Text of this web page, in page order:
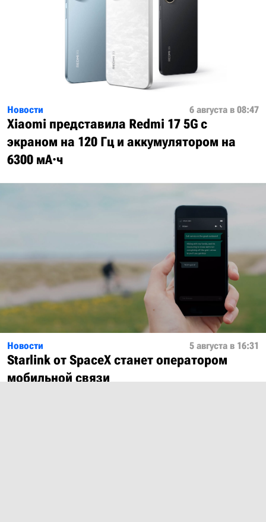
Новости 6 августа в 08:47
Xiaomi представила Redmi 17 5G с
экраном на 120 Гц и аккумулятором на
6300 мА·ч
Новости 5 августа в 16:31
Starlink от SpaceX станет оператором
мобильной связи